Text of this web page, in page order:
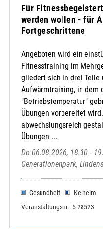
Für
werden wollen - für
Fortgeschrittene
Angeboten wird ein
Fitnesstraining im
gliedert sich in drei Teile
Aufwärmtraining, in dem
"Betriebstemperatur"
Übungen vorbereitet
abwechslungsreich
Übungen ...
Do 06.08.2026, 18.30 -
Generationenpark,
Gesundheit
Kelheim
Veranstaltungsnr.: 5-28523